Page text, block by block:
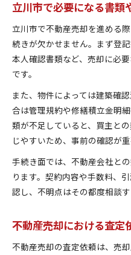
立川市で必要になる書類
立川市で不動産売却を進める
続きが欠かせません。まず登
本人確認書類など、売却に必
です。
また、物件によっては建築確
合は管理規約や修繕積立金明
類が不足していると、買主と
じやすいため、事前の確認が重
手続き面では、不動産会社と
ります。契約内容や手数料、
認し、不明点はその都度相談
不動産売却における査定
不動産売却の査定依頼は、売